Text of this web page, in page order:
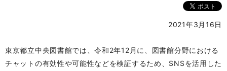
2021年3月16日
東京都立中央図書館では、令和2年12月に、図書館分野における
チャットの有効性や可能性などを検証するため、SNSを活用した